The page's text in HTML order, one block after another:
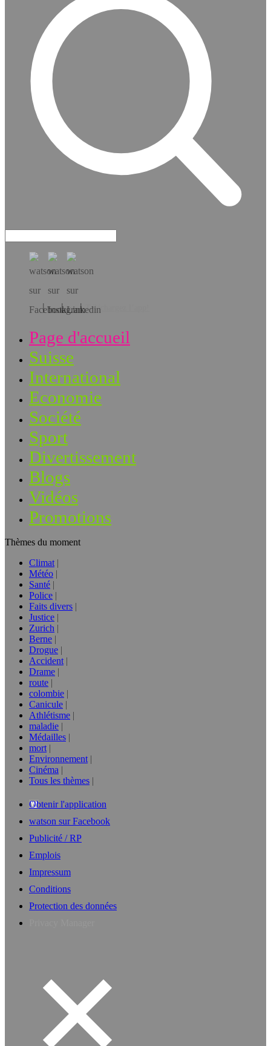
Téléchargez l’app!
Page d'accueil
Suisse
International
Economie
Société
Sport
Divertissement
Blogs
Vidéos
Promotions
Thèmes du moment
Climat
Météo
Santé
Police
Faits divers
Justice
Zurich
Berne
Drogue
Accident
Drame
route
colombie
Canicule
Athlétisme
maladie
Médailles
mort
Environnement
Cinéma
Tous les thèmes
Obtenir l'application
watson sur Facebook
Publicité / RP
Emplois
Impressum
Conditions
Protection des données